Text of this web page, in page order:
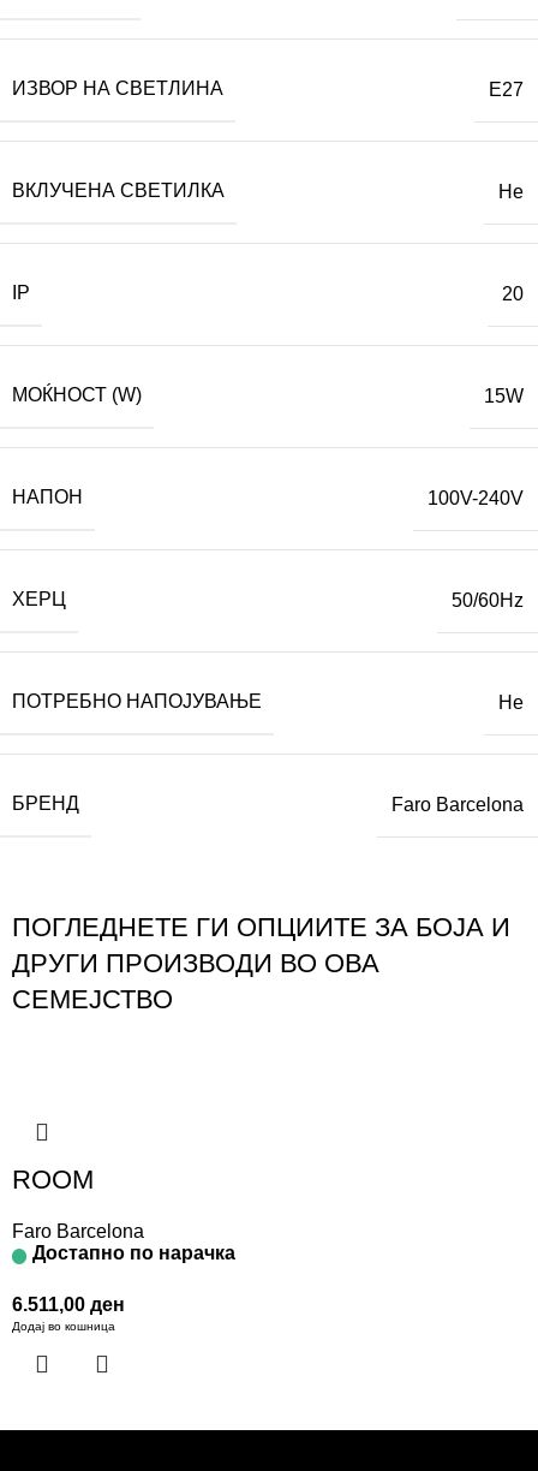
ИЗВОР НА СВЕТЛИНА E27
ВКЛУЧЕНА СВЕТИЛКА Не
IP 20
МОЌНОСТ (W) 15W
НАПОН 100V-240V
ХЕРЦ 50/60Hz
ПОТРЕБНО НАПОЈУВАЊЕ Не
БРЕНД Faro Barcelona
ПОГЛЕДНЕТЕ ГИ ОПЦИИТЕ ЗА БОЈА И
ДРУГИ ПРОИЗВОДИ ВО ОВА
СЕМЕЈСТВО
ROOM
Faro Barcelona
Достапно по нарачка
6.511,00 ден
Додај во кошница